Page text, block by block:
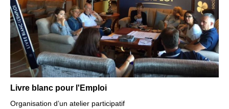
Livre blanc pour l'Emploi
Organisation d’un atelier participatif